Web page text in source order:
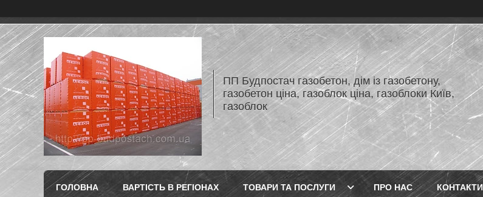
ПП Будпостач газобетон, дім із газобетону,
газобетон ціна, газоблок ціна, газоблоки Київ,
газоблок
ГОЛОВНА ВАРТІСТЬ В РЕГІОНАХ ТОВАРИ ТА ПОСЛУГИ ПРО НАС КОНТАКТИ